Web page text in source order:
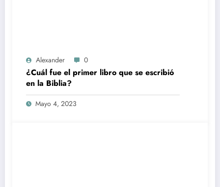
Alexander 0
¿Cuál fue el primer libro que se escribió
en la Biblia?
Mayo 4, 2023